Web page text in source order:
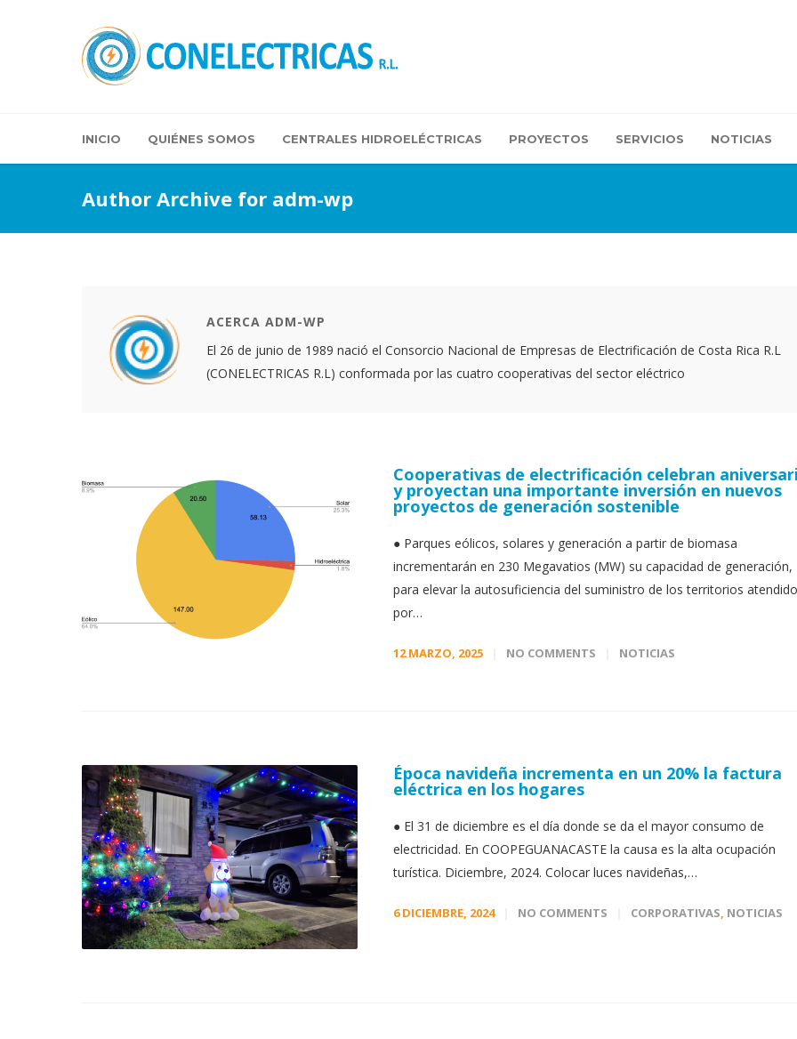
INICIO QUIÉNES SOMOS CENTRALES HIDROELÉCTRICAS PROYECTOS SERVICIOS NOTICIAS
Author Archive for adm-wp
ACERCA ADM-WP
El 26 de junio de 1989 nació el Consorcio Nacional de Empresas de Electrificación de Costa Rica R.L
(CONELECTRICAS R.L) conformada por las cuatro cooperativas del sector eléctrico
Cooperativas de electrificación celebran
y proyectan una importante inversión en nuevos
proyectos de generación sostenible
● Parques eólicos, solares y generación a partir de biomasa
incrementarán en 230 Megavatios (MW) su capacidad de generación,
para elevar la autosuficiencia del suministro de los territorios
por…
12 MARZO, 2025 NO COMMENTS NOTICIAS
Época navideña incrementa en un 20% la factura
eléctrica en los hogares
● El 31 de diciembre es el día donde se da el mayor consumo de
electricidad. En COOPEGUANACASTE la causa es la alta ocupación
turística. Diciembre, 2024. Colocar luces navideñas,…
6 DICIEMBRE, 2024 NO COMMENTS CORPORATIVAS, NOTICIAS